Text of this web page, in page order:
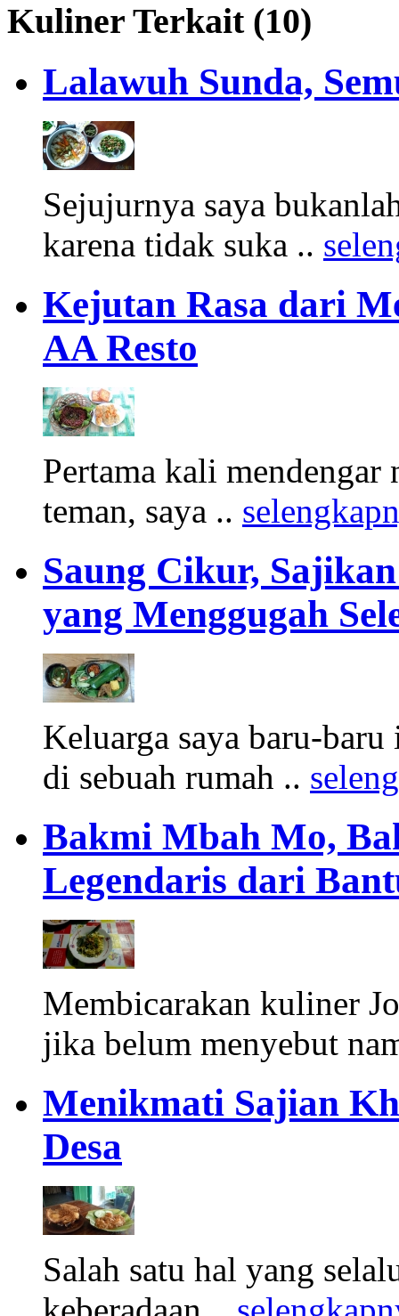
Kuliner Terkait (10)
Lalawuh Sunda,
Sejujurnya saya
karena tidak suka ..
Kejutan Rasa dari
AA Resto
Pertama kali mendengar
teman, saya ..
Saung Cikur,
yang Menggugah
Keluarga saya baru-
di sebuah rumah ..
Bakmi Mbah Mo,
Legendaris dari
Membicarakan kuliner
jika belum menyebut
Menikmati Sajian
Desa
Salah satu hal yang